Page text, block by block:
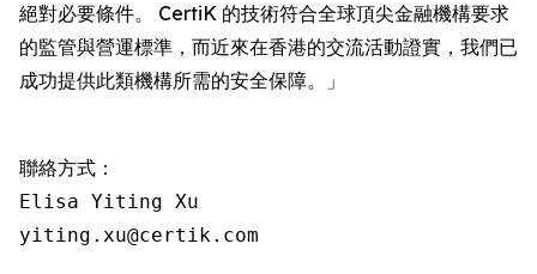
絕對必要條件。 CertiK 的技術符合全球頂尖金融機構要求
的監管與營運標準，而近來在香港的交流活動證實，我們已
成功提供此類機構所需的安全保障。」
聯絡方式：
Elisa Yiting Xu
yiting.xu@certik.com